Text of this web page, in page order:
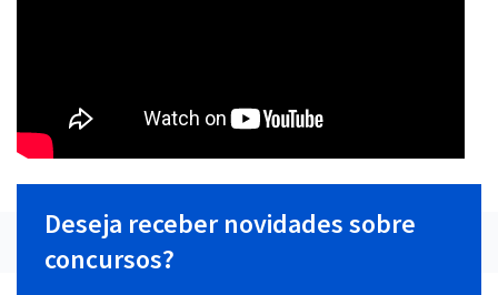
Deseja receber novidades sobre
concursos?